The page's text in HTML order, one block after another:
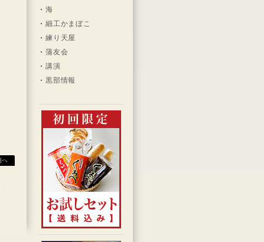
海
細工かまぼこ
練り天屋
蒲友会
講演
黒部情報